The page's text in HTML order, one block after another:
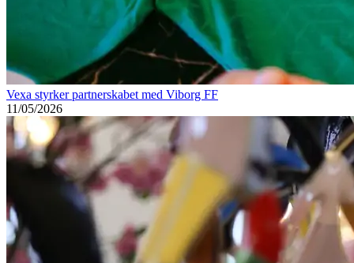
Vexa styrker partnerskabet med Viborg FF
11/05/2026